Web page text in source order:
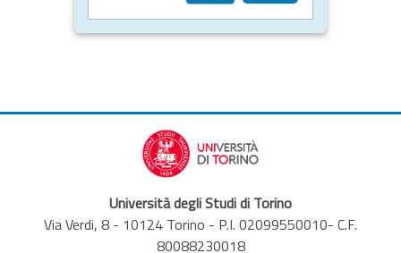
Università degli Studi di Torino
Via Verdi, 8 - 10124 Torino - P.I. 02099550010- C.F.
80088230018